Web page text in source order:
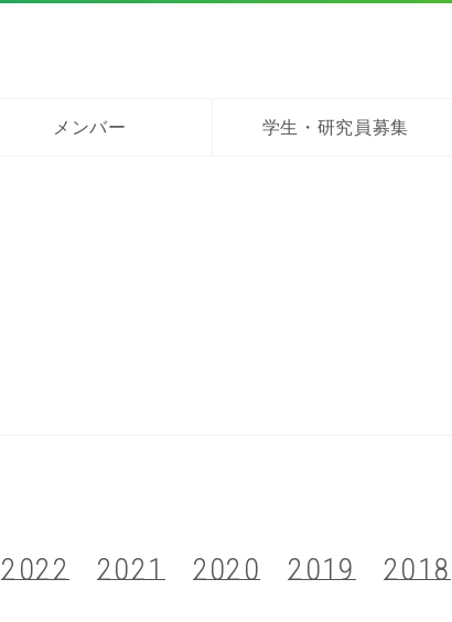
メンバー 学生・研究員募集
2022 2021 2020 2019 2018